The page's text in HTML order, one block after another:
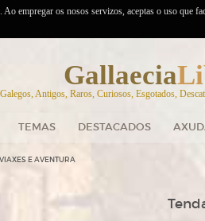
Gallaecia
Antigos, Raros, Curiosos, Esgotados,
TEMAS DESTACADOS
VIAXES E AVENTURA
empregar os nosos servizos, aceptas o uso que